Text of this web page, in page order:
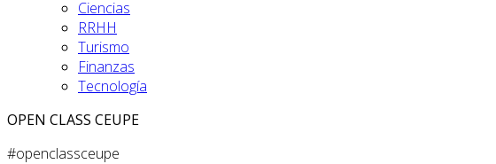
Ciencias
RRHH
Turismo
Finanzas
Tecnología
OPEN CLASS CEUPE
#openclassceupe